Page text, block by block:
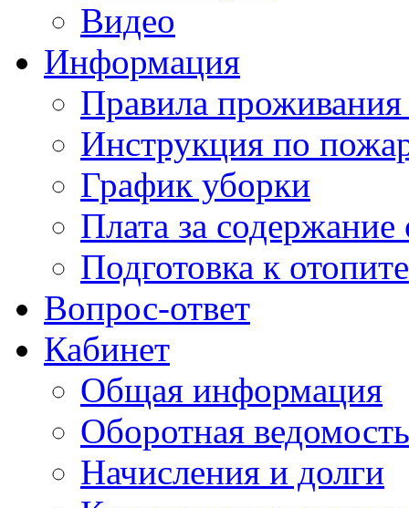
Видео
Информация
Правила
Инструкция по
График уборки
Плата за
Подготовка к
Вопрос-ответ
Кабинет
Общая информация
Оборотная ведомость
Начисления и долги